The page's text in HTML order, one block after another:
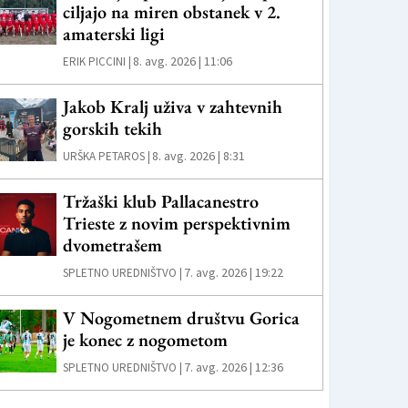
ciljajo na miren obstanek v 2.
amaterski ligi
ERIK PICCINI | 8. avg. 2026 | 11:06
Jakob Kralj uživa v zahtevnih
gorskih tekih
URŠKA PETAROS | 8. avg. 2026 | 8:31
Tržaški klub Pallacanestro
Trieste z novim perspektivnim
dvometrašem
SPLETNO UREDNIŠTVO | 7. avg. 2026 | 19:22
V Nogometnem društvu Gorica
je konec z nogometom
SPLETNO UREDNIŠTVO | 7. avg. 2026 | 12:36